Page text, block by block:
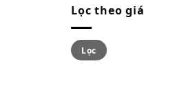
Lọc theo giá
Lọc